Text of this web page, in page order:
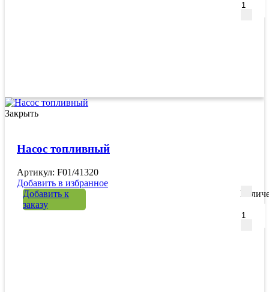
Закрыть
Насос топливный
Артикул: F01/41320
Добавить в избранное
Добавить к
заказу